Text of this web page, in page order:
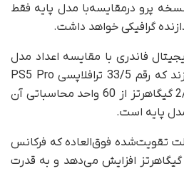
پرو درمقایسه‌با مدل پایه فقط
فاندری با مقایسه اعداد مدل
پایه و مدل پرو حدس می‌زند که رقم 33/5 ترافلاپسی PS5 Pro
احتمالاً با فرکانس کاری 2/18 گیگاهرتز از 60 واحد محاسباتی آن
پایه است.
تقویت‌شده فوق‌العاده که فرکانس
گرافیکی را تا 2/35 گیگاهرتز افزایش می‌دهد و به قدرت